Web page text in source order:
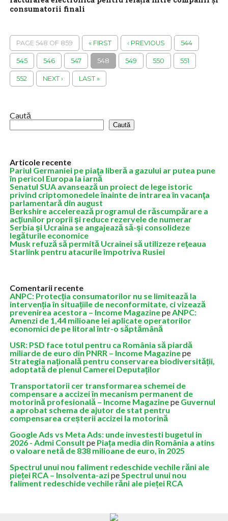
consumatorii finali
finali (B2C), în mod opţional în perioada...
PAGE 548 OF 859 « FIRST ‹ PREVIOUS 544
545 546 547 548 549 550 551
552 NEXT › LAST »
Caută
Caută
Articole recente
Pariul Germaniei pe piaţa liberă a gazului ar putea pune
în pericol Europa la iarnă
Senatul SUA avansează un proiect de lege istoric
privind criptomonedele înainte de intrarea în vacanţa
parlamentară din august
Berkshire accelerează programul de răscumpărare a
acţiunilor proprii şi reduce rezervele de numerar
Serbia şi Ucraina se angajează să-şi consolideze
legăturile economice
Musk refuză să permită Ucrainei să utilizeze reţeaua
Starlink pentru atacurile împotriva Rusiei
Comentarii recente
ANPC: Protecția consumatorilor nu se limitează la
intervenția în situațiile de neconformitate, ci vizează
prevenirea acestora – Income MagazinepeANPC:
Amenzi de 1,44 milioane lei aplicate operatorilor
economici de pe litoral într-o săptămână
USR: PSD face totul pentru ca România să piardă
miliarde de euro din PNRR – Income Magazinepe
Strategia națională pentru conservarea biodiversității,
adoptată de plenul Camerei Deputaților
Transportatorii cer transformarea schemei de
compensare a accizei în mecanism permanent de
motorină profesională – Income Magazinepe Guvernul
a aprobat schema de ajutor de stat pentru
compensarea creșterii accizei la motorină
Google Ads vs Meta Ads: unde investesti bugetul in
2026 - Admi Consult pe Piața media din România a atins
o valoare netă de 838 milioane de euro, în 2025
Spectrul unui nou faliment redeschide vechile răni ale
pieței RCA – Insolventa-azipeSpectrul unui nou
faliment redeschide vechile răni ale pieței RCA